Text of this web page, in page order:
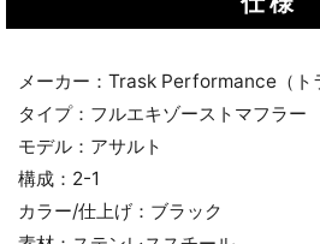
メーカー：Trask Performance（ト
タイプ：フルエキゾーストマフラー
モデル：アサルト
構成：2-1
カラー/仕上げ：ブラック